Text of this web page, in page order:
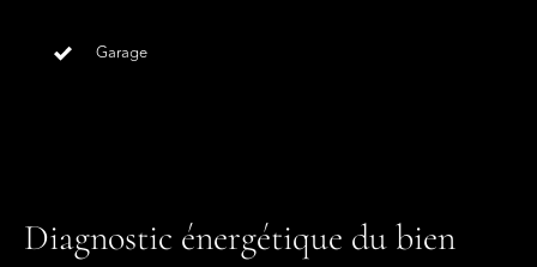
Garage
Diagnostic énergétique du bien